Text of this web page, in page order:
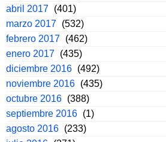
abril 2017 (401)
marzo 2017 (532)
febrero 2017 (462)
enero 2017 (435)
diciembre 2016 (492)
noviembre 2016 (435)
octubre 2016 (388)
septiembre 2016 (1)
agosto 2016 (233)